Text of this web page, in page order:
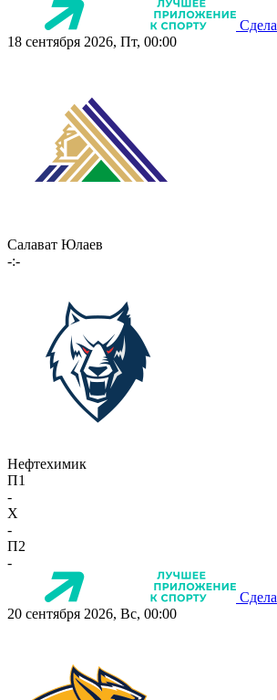
18 сентября 2026, Пт, 00:00
Салават Юлаев
-:-
Нефтехимик
П1
-
X
-
П2
-
20 сентября 2026, Вс, 00:00